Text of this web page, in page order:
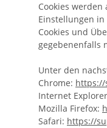
Cookies
Einstellungen
Cookies und
gegebenenfalls
Unter den
Chrome: https://
Internet
Mozilla Firefox:
Safari: https://